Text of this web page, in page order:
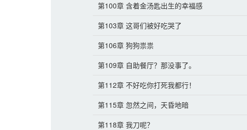
第100章 含着金汤匙出生的幸福感
第103章 这哥们被好吃哭了
第106章 狗狗祟祟
第109章 自助餐厅？那没事了。
第112章 不好吃你打死我都行！
第115章 忽然之间，天昏地暗
第118章 我刀呢？